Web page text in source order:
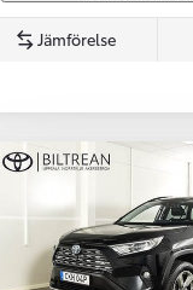
Jämförelse